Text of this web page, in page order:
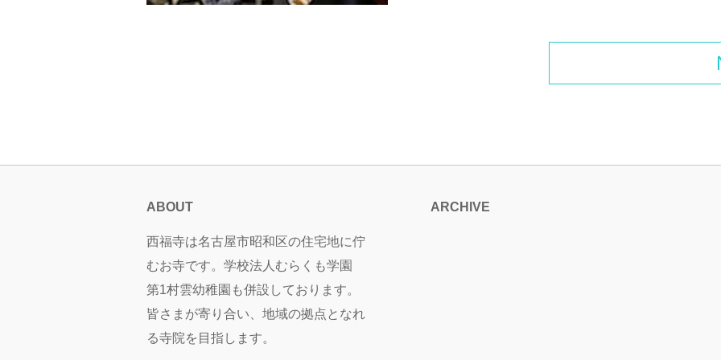
ABOUT
西福寺は名古屋市昭和区の住宅地に佇
むお寺です。学校法人むらくも学園
第1村雲幼稚園も併設しております。
皆さまが寄り合い、地域の拠点となれ
る寺院を目指します。
ARCHIVE